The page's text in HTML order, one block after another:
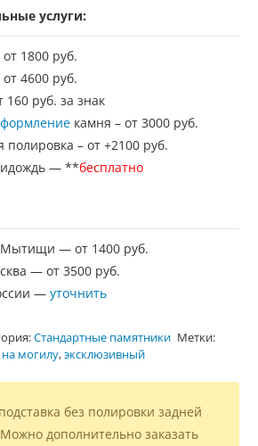
услуги:
1800 руб.
4600 руб.
160 руб. за знак
камня – от 3000 руб.
полировка – от +2100 руб.
— **бесплатно
Мытищи — от 1400 руб.
— от 3500 руб.
— уточнить
Стандартные памятники Метки:
могилу,эксклюзивный
без полировки задней
дополнительно заказать